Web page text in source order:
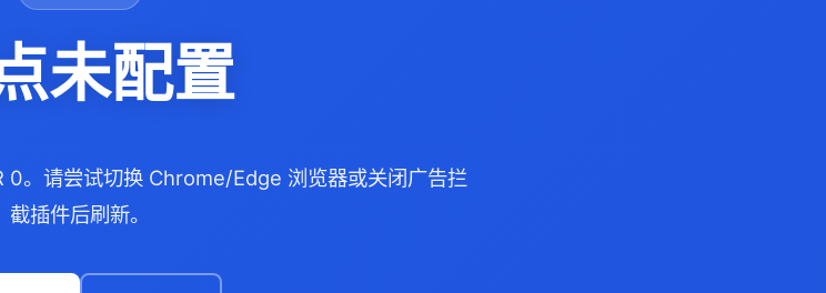
未配置
。请尝试切换 Chrome/Edge 浏览器或关闭广告拦
截插件后刷新。